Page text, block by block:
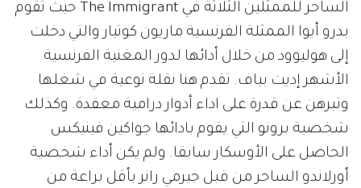
الساحر للممثلين الثلاثة في The Immigrant حيث تقوم
بدرو أيوا الممثلة الفرنسية ماريون كوتيار والتي دخلت
إلى هوليوود من خلال أدائها لدور المغنية الفرنسية
الأشهر إديت بياف. تقدم هنا نقلة نوعية في شغلها
وتبرهن عن قدرة على اداء أدوار درامية معقدة. وكذلك
شخصية برونو التي يقوم بادائها جواكين فينيكس
الحاصل على الأوسكار سابقا. ولم يكن أداء شخصية
أورلاندو الساحر من قبل جيرمي رانر بأقل براعة من